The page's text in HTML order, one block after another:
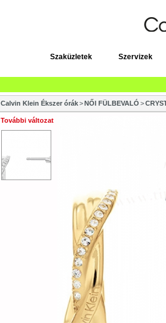
Szaküzletek Szervizek
Calvin Klein Ékszer órák>NŐI FÜLBEVALÓ >
További változat